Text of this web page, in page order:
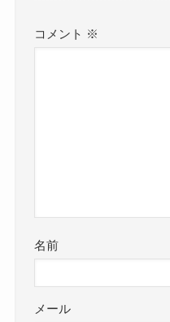
コメント ※
名前
メール